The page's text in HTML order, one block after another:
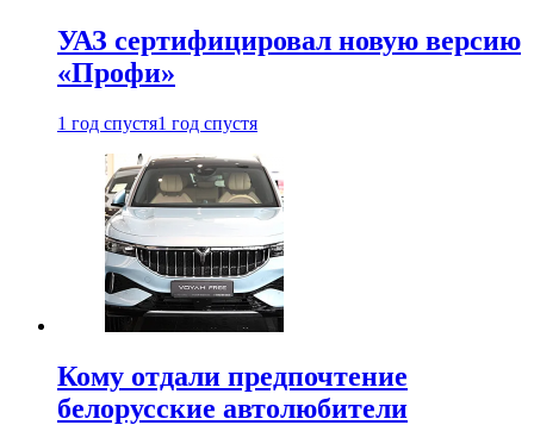
УАЗ сертифицировал новую версию
«Профи»
1 год спустя1 год спустя
Кому отдали предпочтение
белорусские автолюбители